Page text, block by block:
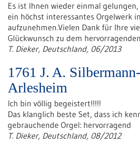
Es ist Ihnen wieder einmal
ein höchst interessantes Orgelwerk
aufzunehmen.Vielen Dank für Ihre
Glückwunsch zu dem
T. Dieker, Deutschland, 06/2013
1761 J. A.
Arlesheim
Ich bin völlig begeistert!!!!!
Das klanglich beste Set, dass ich
gebrauchende Orgel: hervorragend
T. Dieker, Deutschland, 08/2012